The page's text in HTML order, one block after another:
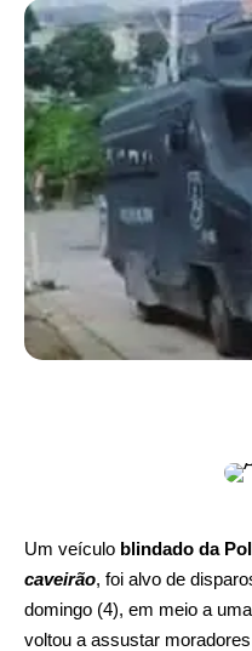
Um veículo blindado da
caveirão, foi alvo de
domingo (4), em meio a
voltou a assustar